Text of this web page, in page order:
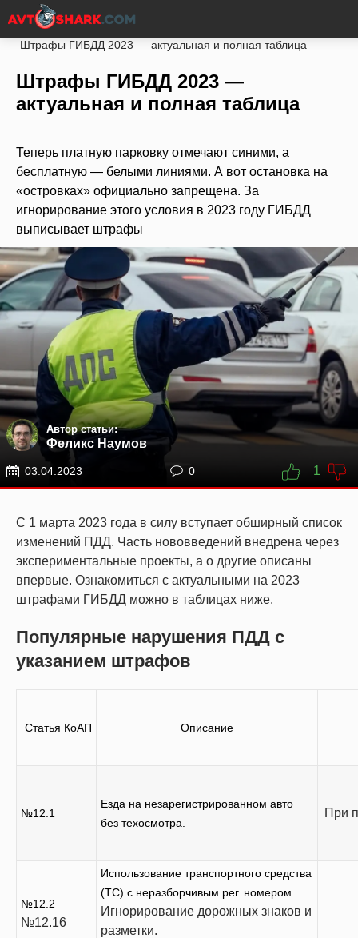
Главная Законы
Штрафы ГИБДД 2023 — актуальная и полная таблица
Штрафы ГИБДД 2023 —
актуальная и полная таблица
Теперь платную парковку отмечают синими, а
бесплатную — белыми линиями. А вот остановка на
«островках» официально запрещена. За
игнорирование этого условия в 2023 году ГИБДД
выписывает штрафы
Автор статьи:
Феликс Наумов
03.04.2023 0 1
С 1 марта 2023 года в силу вступает обширный список
изменений ПДД. Часть нововведений внедрена через
экспериментальные проекты, а о другие описаны
впервые. Ознакомиться с актуальными на 2023
штрафами ГИБДД можно в таблицах ниже.
Популярные нарушения ПДД с
указанием штрафов
Статья КоАП Описание
№12.1
Езда на незарегистрированном авто
без техосмотра.
При
№12.2
№12.16
Использование транспортного средства
(ТС) с неразборчивым рег. номером.
Игнорирование дорожных знаков и
разметки.